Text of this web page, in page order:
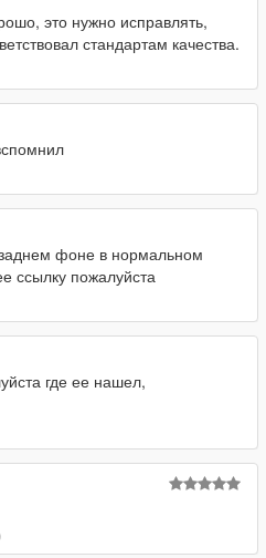
это нужно исправлять,
стандартам качества.
фоне в нормальном
ссылку пожалуйста
где ее нашел,